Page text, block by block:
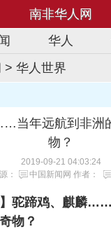
南非华人网
华人
> 华人世界
当年远航到非洲
物？
2019-09-21 04:03:24
：
中国新闻网 作者：
】驼蹄鸡、麒麟
物？